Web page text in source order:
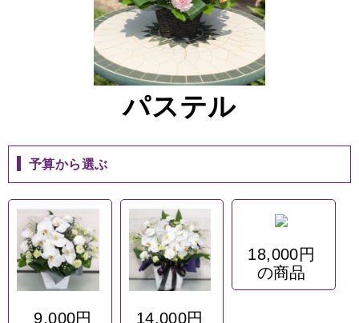
パステル
予算から選ぶ
9,000円
14,000円
18,000円
の商品